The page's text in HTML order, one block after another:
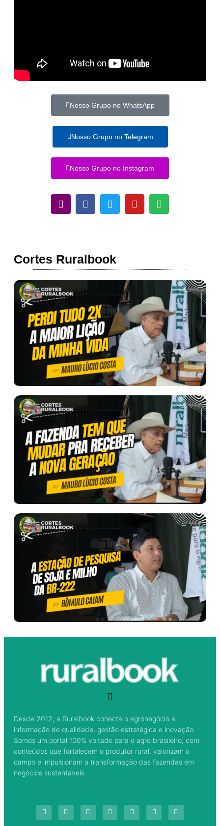
Nosso Grupo no WhatsApp
Nosso Grupo no Telegram
Nosso Grupo no Instagram
Cortes Ruralbook
Desde 2012, a Ruralbook conecta o agronegócio à
informação de qualidade, gestão estratégica e inovação.
Somos um portal 100% voltado para o agro brasileiro, com
conteúdos que fortalecem o produtor rural, valorizam o
campo e impulsionam a transformação das fazendas em
negócios sustentáveis.